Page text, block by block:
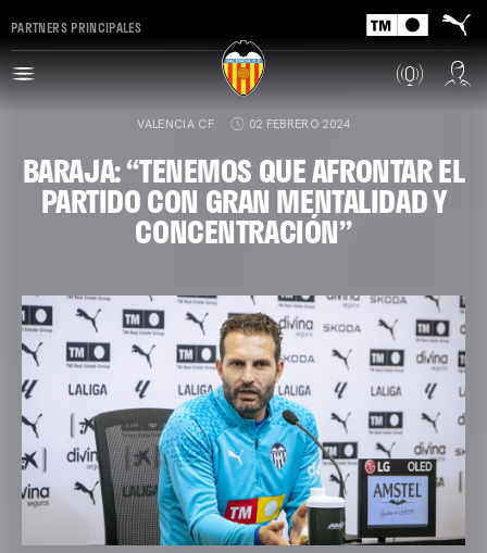
PARTNERS PRINCIPALES
VALENCIA CF 02 FEBRERO 2024
BARAJA: “TENEMOS QUE AFRONTAR EL
PARTIDO CON GRAN MENTALIDAD Y
CONCENTRACIÓN”